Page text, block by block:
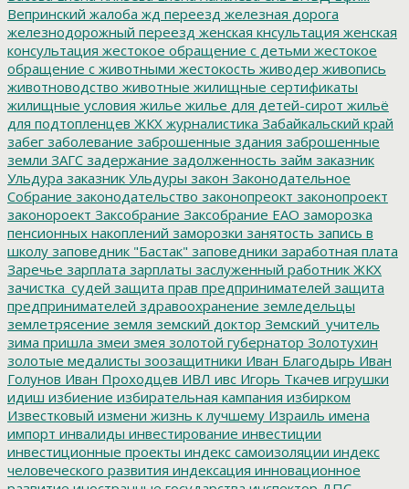
Вепринский жалоба жд переезд железная дорога
железнодорожный переезд женская кнсультация женская
консультация жестокое обращение с детьми жестокое
обращение с животными жестокость живодер живопись
животноводство животные жилищные сертификаты
жилищные условия жилье жилье для детей-сирот жильё
для подтопленцев ЖКХ журналистика Забайкальский край
забег заболевание заброшенные здания заброшенные
земли ЗАГС задержание задолженность займ заказник
Ульдура заказник Ульдуры закон Законодательное
Собрание законодательство законопреокт законопроект
законороект Заксобрание Заксобрание ЕАО заморозка
пенсионных накоплений заморозки занятость запись в
школу заповедник "Бастак" заповедники заработная плата
Заречье зарплата зарплаты заслуженный работник ЖКХ
зачистка_судей защита прав предпринимателей защита
предпринимателей здравоохранение земледельцы
землетрясение земля земский доктор Земский_учитель
зима пришла змеи змея золотой губернатор Золотухин
золотые медалисты зоозащитники Иван Благодырь Иван
Голунов Иван Проходцев ИВЛ ивс Игорь Ткачев игрушки
идиш избиение избирательная кампания избирком
Известковый измени жизнь к лучшему Израиль имена
импорт инвалиды инвестирование инвестиции
инвестиционные проекты индекс самоизоляции индекс
человеческого развития индексация инновационное